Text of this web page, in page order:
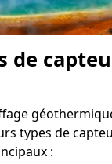
de
types de
: